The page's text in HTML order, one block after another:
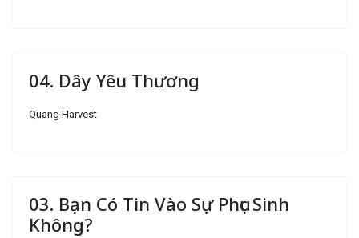
04. Dây Yêu Thương
Quang Harvest
03. Bạn Có Tin Vào Sự Phục Sinh
Không?